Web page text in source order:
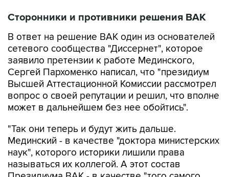
Сторонники и противники решения ВАК
В ответ на решение ВАК один из основателей
сетевого сообщества "Диссернет", которое
заявило претензии к работе Мединского,
Сергей Пархоменко написал, что "президиум
Высшей Аттестационной Комиссии рассмотрел
вопрос о своей репутации и решил, что вполне
может в дальнейшем без нее обойтись".
"Так они теперь и будут жить дальше.
Мединский - в качестве "доктора министерских
наук", которого историки лишили права
называться их коллегой. А этот состав